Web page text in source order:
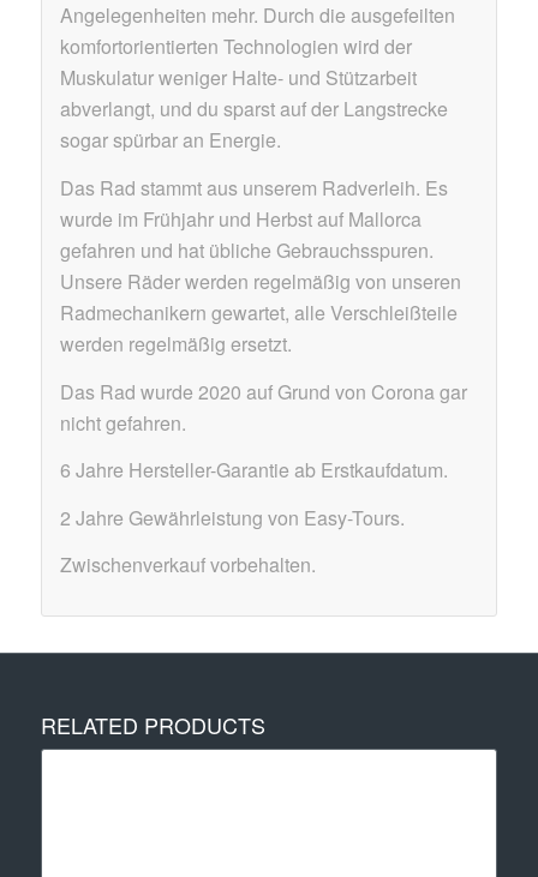
Angelegenheiten mehr. Durch die ausgefeilten
komfortorientierten Technologien wird der
Muskulatur weniger Halte- und Stützarbeit
abverlangt, und du sparst auf der Langstrecke
sogar spürbar an Energie.
Das Rad stammt aus unserem Radverleih. Es
wurde im Frühjahr und Herbst auf Mallorca
gefahren und hat übliche Gebrauchsspuren.
Unsere Räder werden regelmäßig von unseren
Radmechanikern gewartet, alle Verschleißteile
werden regelmäßig ersetzt.
Das Rad wurde 2020 auf Grund von Corona gar
nicht gefahren.
6 Jahre Hersteller-Garantie ab Erstkaufdatum.
2 Jahre Gewährleistung von Easy-Tours.
Zwischenverkauf vorbehalten.
RELATED PRODUCTS